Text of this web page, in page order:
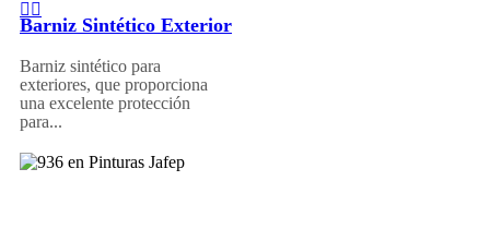
Barniz Sintético Exterior
Barniz sintético para
exteriores, que proporciona
una excelente protección
para...